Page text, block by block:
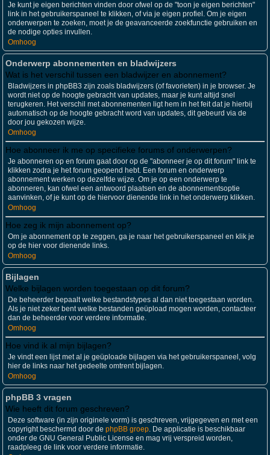
Je kunt je eigen berichten vinden door ofwel op de "toon je eigen berichten"
link in het gebruikerspaneel te klikken, of via je eigen profiel. Om je eigen
onderwerpen te zoeken, moet je de geavanceerde zoekfunctie gebruiken en
de nodige opties invullen.
Omhoog
Onderwerp abonnementen en bladwijzers
Wat is het verschil tussen een bladwijzer en abonnement?
Bladwijzers in phpBB3 zijn zoals bladwijzers (of favorieten) in je browser. Je
wordt niet op de hoogte gebracht van updates, maar je kunt altijd snel
terugkeren. Het verschil met abonnementen ligt hem in het feit dat je hierbij
automatisch op de hoogte gebracht word van updates, dit gebeurd via de
door jou gekozen wijze.
Omhoog
Hoe abonneer ik me op specifieke forums of onderwerpen?
Je abonneren op en forum gaat door op de "abonneer je op dit forum" link te
klikken zodra je het forum geopend hebt. Een forum en onderwerp
abonnement werken op dezelfde wijze. Om je op een onderwerp te
abonneren, kan ofwel een antwoord plaatsen en de abonnementsoptie
aanvinken, of je kunt op de hiervoor dienende link in het onderwerp klikken.
Omhoog
Hoe zeg ik mijn abonnement op?
Om je abonnement op te zeggen, ga je naar het gebruikerspaneel en klik je
op de hier voor dienende links.
Omhoog
Bijlagen
Welke bijlagen worden toegestaan op dit forum?
De beheerder bepaalt welke bestandstypes al dan niet toegestaan worden.
Als je niet zeker bent welke bestanden geüpload mogen worden, contacteer
dan de beheerder voor verdere informatie.
Omhoog
Hoe vind ik al mijn bijlagen?
Je vindt een lijst met al je geüploade bijlagen via het gebruikerspaneel, volg
hier de links naar het gedeelte omtrent bijlagen.
Omhoog
phpBB 3 vragen
Wie heeft dit forum geschreven?
Deze software (in zijn originele vorm) is geschreven, vrijgegeven en met een
copyright beschermd door de phpBB groep. De applicatie is beschikbaar
onder de GNU General Public License en mag vrij verspreid worden,
raadpleeg de link voor verdere informatie.